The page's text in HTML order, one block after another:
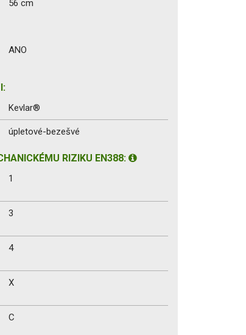
56 cm
ANO
Kevlar®
úpletové-bezešvé
RIZIKU EN388:
1
3
4
X
C